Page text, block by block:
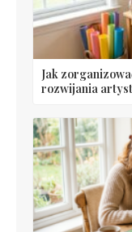
Jak
rozwijania